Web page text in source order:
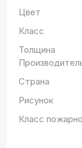
Цвет
Класс
Толщина
Страна
Рисунок
Класс